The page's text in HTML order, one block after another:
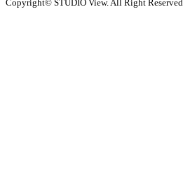
Copyright© STUDIO View. All Right Reserved.